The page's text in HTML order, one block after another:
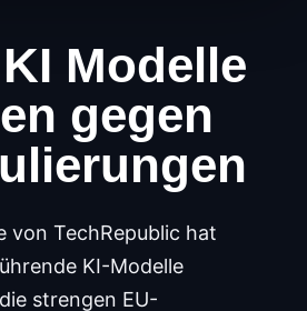
Modelle
gegen
von TechRepublic hat
KI-Modelle
strengen EU-